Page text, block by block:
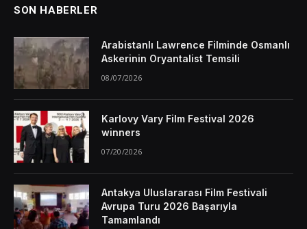
SON HABERLER
Arabistanlı Lawrence Filminde Osmanlı
Askerinin Oryantalist Temsili
08/07/2026
Karlovy Vary Film Festival 2026
winners
07/20/2026
Antakya Uluslararası Film Festivali
Avrupa Turu 2026 Başarıyla
Tamamlandı